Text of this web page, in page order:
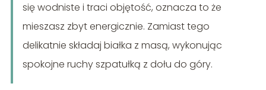
się wodniste i traci objętość, oznacza to że
mieszasz zbyt energicznie. Zamiast tego
delikatnie składaj białka z masą, wykonując
spokojne ruchy szpatułką z dołu do góry.